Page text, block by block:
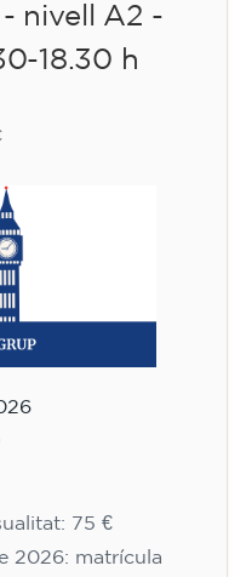
- nivell A2 -
18.30 h
75 €
2026: matrícula